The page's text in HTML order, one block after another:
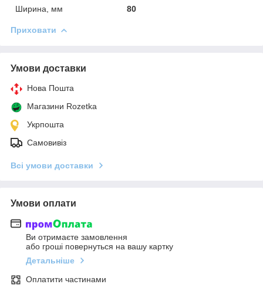
Ширина, мм
80
Приховати
Умови доставки
Нова Пошта
Магазини Rozetka
Укрпошта
Самовивіз
Всі умови доставки
Умови оплати
Ви отримаєте замовлення
або гроші повернуться на вашу картку
Детальніше
Оплатити частинами